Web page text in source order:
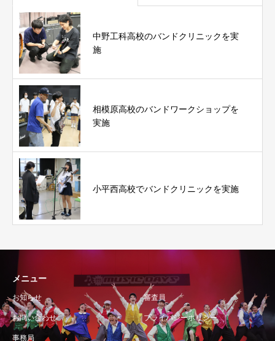
中野工科高校のバンドクリニックを実
施
相模原高校のバンドワークショップを
実施
小平西高校でバンドクリニックを実施
メニュー
お知らせ 審査員
お問い合わせ プライバシーポリシー
事務局